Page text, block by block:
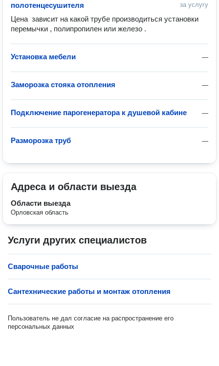
за услугу
полотенцесушителя
Цена  зависит на какой трубе производиться установки
перемычки , полипропилен или железо .
—
Установка мебели
—
Заморозка стояка отопления
—
Подключение парогенератора к душевой кабине
—
Разморозка труб
Адреса и области выезда
Области выезда
Орловская область
Услуги других специалистов
Сварочные работы
Сантехнические работы и монтаж отопления
Пользователь не дал согласие на распространение его
персональных данных